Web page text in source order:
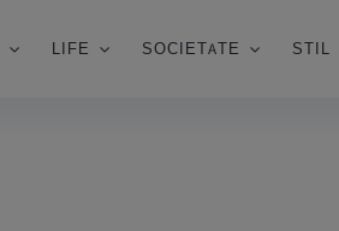
LIFE SOCIETATE STIL